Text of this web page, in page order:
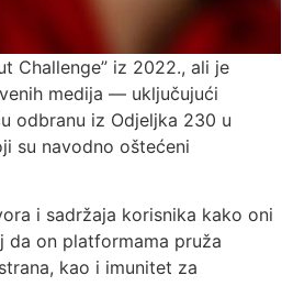
Challenge” iz 2022., ali je
medija — uključujući
odbranu iz Odjeljka 230 u
su navodno oštećeni
i sadržaja korisnika kako oni
da on platformama pruža
kao i imunitet za